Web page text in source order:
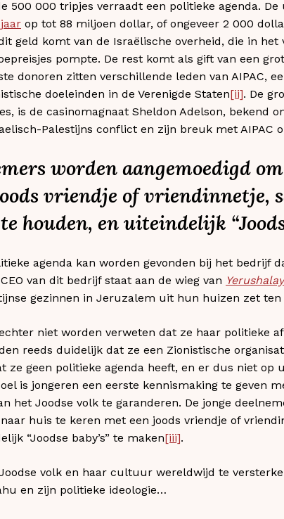
500 000 tripjes verraadt een politieke agenda.
op tot 88 miljoen dollar, of ongeveer 2 000
geld komt van de Israëlische overheid, die in het
pompte. De rest komt als gift van een
donoren zitten verschillende leden van AIPAC,
doeleinden in de Verenigde Staten[ii]. De
is de casinomagnaat Sheldon Adelson, bekend
Palestijns conflict en zijn breuk met AIPAC
worden aangemoedigd
vriendje of vriendinnetje,
houden, en uiteindelijk
agenda kan worden gevonden bij het bedrijf
van dit bedrijf staat aan de wieg van
gezinnen in Jeruzalem uit hun huizen zet ten
niet worden verweten dat ze haar politieke
reeds duidelijk dat ze een Zionistische
ze geen politieke agenda heeft, en er dus niet op
is jongeren een eerste kennismaking te geven
het Joodse volk te garanderen. De jonge
huis te keren met een joods vriendje of
“Joodse baby’s” te maken[iii].
volk en haar cultuur wereldwijd te
en zijn politieke ideologie…